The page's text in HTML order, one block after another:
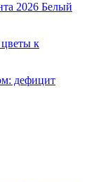
2026 Белый
к
дефицит